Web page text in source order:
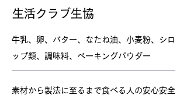
生活クラブ生協
牛乳、卵、バター、なたね油、小麦粉、シロ
ップ類、調味料、ベーキングパウダー
​素材から製法に至るまで食べる人の安心安全